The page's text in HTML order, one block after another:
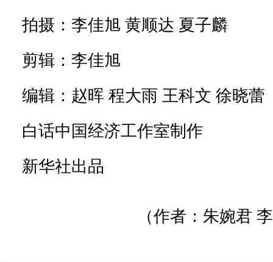
拍摄：李佳旭 黄顺达 夏子麟
剪辑：李佳旭
编辑：赵晖 程大雨 王科文 徐晓蕾
白话中国经济工作室制作
新华社出品
（作者：朱婉君